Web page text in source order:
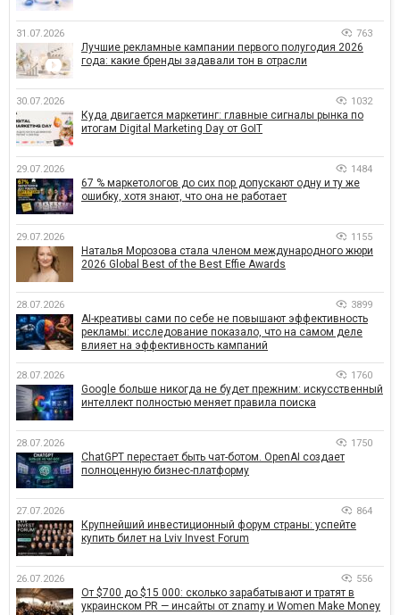
31.07.2026 763
Лучшие рекламные кампании первого полугодия 2026
года: какие бренды задавали тон в отрасли
30.07.2026 1032
Куда двигается маркетинг: главные сигналы рынка по
итогам Digital Marketing Day от GoIT
29.07.2026 1484
67 % маркетологов до сих пор допускают одну и ту же
ошибку, хотя знают, что она не работает
29.07.2026 1155
Наталья Морозова стала членом международного жюри
2026 Global Best of the Best Effie Awards
28.07.2026 3899
AI-креативы сами по себе не повышают эффективность
рекламы: исследование показало, что на самом деле
влияет на эффективность кампаний
28.07.2026 1760
Google больше никогда не будет прежним: искусственный
интеллект полностью меняет правила поиска
28.07.2026 1750
ChatGPT перестает быть чат-ботом. OpenAI создает
полноценную бизнес-платформу
27.07.2026 864
Крупнейший инвестиционный форум страны: успейте
купить билет на Lviv Invest Forum
26.07.2026 556
От $700 до $15 000: сколько зарабатывают и тратят в
украинском PR — инсайты от znamy и Women Make Money